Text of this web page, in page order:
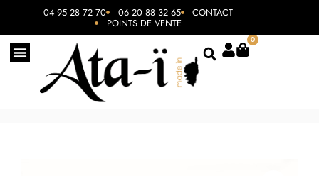
04 95 28 72 70 06 20 88 32 65 CONTACT
POINTS DE VENTE
0